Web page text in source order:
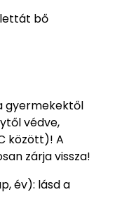
bő
gyermekektől
védve,
között)! A
zárja vissza!
év): lásd a